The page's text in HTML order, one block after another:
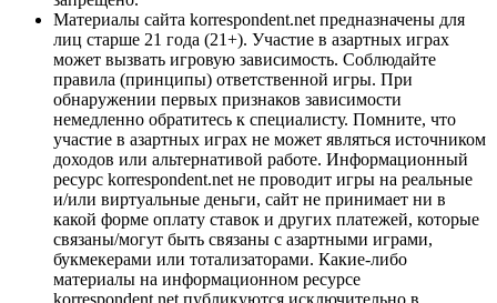
Материалы сайта korrespondent.net предназначены для
лиц старше 21 года (21+). Участие в азартных играх
может вызвать игровую зависимость. Соблюдайте
правила (принципы) ответственной игры. При
обнаружении первых признаков зависимости
немедленно обратитесь к специалисту. Помните, что
участие в азартных играх не может являться источником
доходов или альтернативой работе. Информационный
ресурс korrespondent.net не проводит игры на реальные
и/или виртуальные деньги, сайт не принимает ни в
какой форме оплату ставок и других платежей, которые
связаны/могут быть связаны с азартными играми,
букмекерами или тотализаторами. Какие-либо
материалы на информационном ресурсе